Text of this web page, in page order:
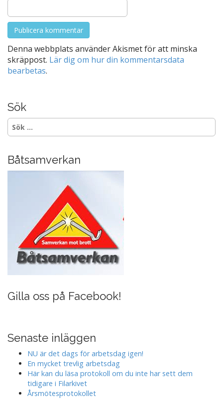
Denna webbplats använder Akismet för att minska
skräppost. Lär dig om hur din kommentarsdata
bearbetas.
Sök
Sök
efter:
Båtsamverkan
Gilla oss på Facebook!
Senaste inläggen
NU är det dags för arbetsdag igen!
En mycket trevlig arbetsdag
Här kan du läsa protokoll om du inte har sett dem
tidigare i Filarkivet
Årsmötesprotokollet